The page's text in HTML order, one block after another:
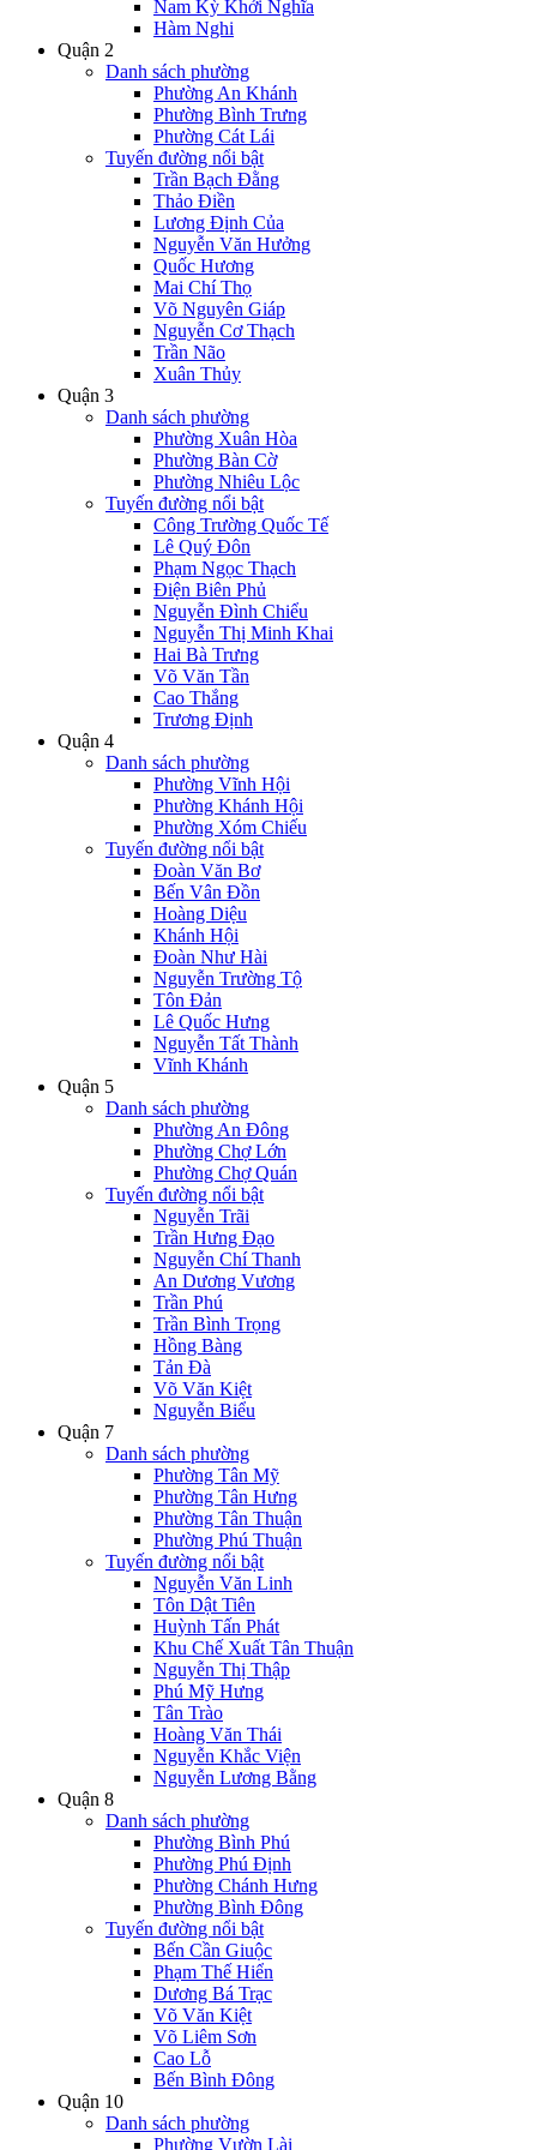
Nam Kỳ Khởi Nghĩa
Hàm Nghi
Quận 2
Danh sách phường
Phường An Khánh
Phường Bình Trưng
Phường Cát Lái
Tuyến đường nổi bật
Trần Bạch Đằng
Thảo Điền
Lương Định Của
Nguyễn Văn Hưởng
Quốc Hương
Mai Chí Thọ
Võ Nguyên Giáp
Nguyễn Cơ Thạch
Trần Não
Xuân Thủy
Quận 3
Danh sách phường
Phường Xuân Hòa
Phường Bàn Cờ
Phường Nhiêu Lộc
Tuyến đường nổi bật
Công Trường Quốc Tế
Lê Quý Đôn
Phạm Ngọc Thạch
Điện Biên Phủ
Nguyễn Đình Chiểu
Nguyễn Thị Minh Khai
Hai Bà Trưng
Võ Văn Tần
Cao Thắng
Trương Định
Quận 4
Danh sách phường
Phường Vĩnh Hội
Phường Khánh Hội
Phường Xóm Chiếu
Tuyến đường nổi bật
Đoàn Văn Bơ
Bến Vân Đồn
Hoàng Diệu
Khánh Hội
Đoàn Như Hài
Nguyễn Trường Tộ
Tôn Đản
Lê Quốc Hưng
Nguyễn Tất Thành
Vĩnh Khánh
Quận 5
Danh sách phường
Phường An Đông
Phường Chợ Lớn
Phường Chợ Quán
Tuyến đường nổi bật
Nguyễn Trãi
Trần Hưng Đạo
Nguyễn Chí Thanh
An Dương Vương
Trần Phú
Trần Bình Trọng
Hồng Bàng
Tản Đà
Võ Văn Kiệt
Nguyễn Biểu
Quận 7
Danh sách phường
Phường Tân Mỹ
Phường Tân Hưng
Phường Tân Thuận
Phường Phú Thuận
Tuyến đường nổi bật
Nguyễn Văn Linh
Tôn Dật Tiên
Huỳnh Tấn Phát
Khu Chế Xuất Tân Thuận
Nguyễn Thị Thập
Phú Mỹ Hưng
Tân Trào
Hoàng Văn Thái
Nguyễn Khắc Viện
Nguyễn Lương Bằng
Quận 8
Danh sách phường
Phường Bình Phú
Phường Phú Định
Phường Chánh Hưng
Phường Bình Đông
Tuyến đường nổi bật
Bến Cần Giuộc
Phạm Thế Hiển
Dương Bá Trạc
Võ Văn Kiệt
Võ Liêm Sơn
Cao Lỗ
Bến Bình Đông
Quận 10
Danh sách phường
Phường Vườn Lài